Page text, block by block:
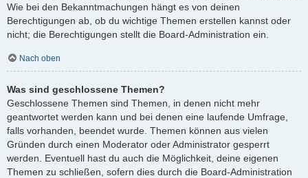
Wie bei den Bekanntmachungen hängt es von deinen
Berechtigungen ab, ob du wichtige Themen erstellen kannst oder
nicht; die Berechtigungen stellt die Board-Administration ein.
Nach oben
Was sind geschlossene Themen?
Geschlossene Themen sind Themen, in denen nicht mehr
geantwortet werden kann und bei denen eine laufende Umfrage,
falls vorhanden, beendet wurde. Themen können aus vielen
Gründen durch einen Moderator oder Administrator gesperrt
werden. Eventuell hast du auch die Möglichkeit, deine eigenen
Themen zu schließen, sofern dies durch die Board-Administration